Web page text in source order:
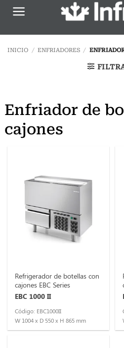
Saltar
INICIO / ENFRIADORES /
Enfriador de
cajones
Refrigerador de botellas con
cajones EBC Series
EBC 1000 II
Código: EBC1000II
W 1004 x D 550 x H 865 mm